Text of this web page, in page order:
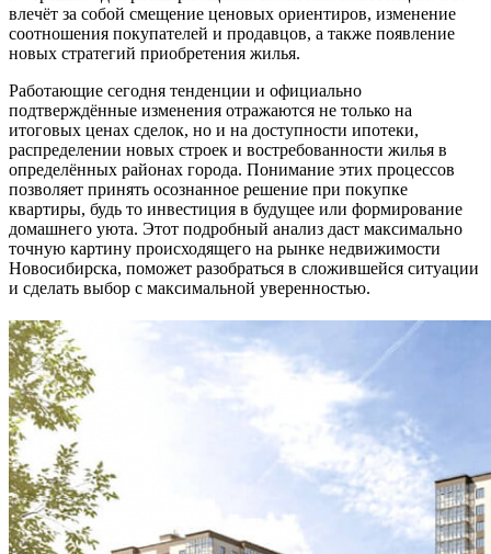
влечёт за собой смещение ценовых ориентиров, изменение
соотношения покупателей и продавцов, а также появление
новых стратегий приобретения жилья.
Работающие сегодня тенденции и официально
подтверждённые изменения отражаются не только на
итоговых ценах сделок, но и на доступности ипотеки,
распределении новых строек и востребованности жилья в
определённых районах города. Понимание этих процессов
позволяет принять осознанное решение при покупке
квартиры, будь то инвестиция в будущее или формирование
домашнего уюта. Этот подробный анализ даст максимально
точную картину происходящего на рынке недвижимости
Новосибирска, поможет разобраться в сложившейся ситуации
и сделать выбор с максимальной уверенностью.